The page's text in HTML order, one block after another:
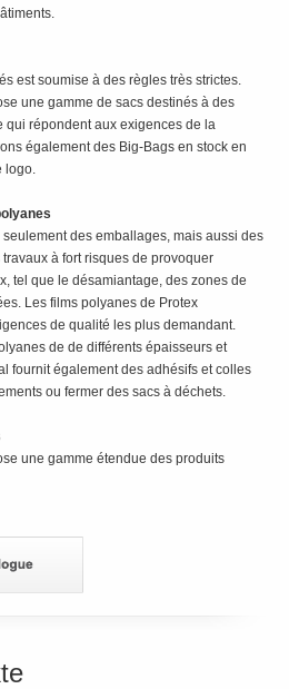
est soumise à des règles très strictes.
une gamme de sacs destinés à des
qui répondent aux exigences de la
également des Big-Bags en stock en
logo.
des emballages, mais aussi des
à fort risques de provoquer
tel que le désamiantage, des zones de
Les films polyanes de Protex
de qualité les plus demandant.
de de différents épaisseurs et
fournit également des adhésifs et colles
ou fermer des sacs à déchets.
une gamme étendue des produits